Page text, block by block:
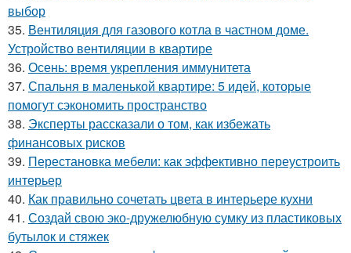
выбор
35. Вентиляция для газового котла в частном доме.
Устройство вентиляции в квартире
36. Осень: время укрепления иммунитета
37. Спальня в маленькой квартире: 5 идей, которые
помогут сэкономить пространство
38. Эксперты рассказали о том, как избежать
финансовых рисков
39. Перестановка мебели: как эффективно переустроить
интерьер
40. Как правильно сочетать цвета в интерьере кухни
41. Создай свою эко-дружелюбную сумку из пластиковых
бутылок и стяжек